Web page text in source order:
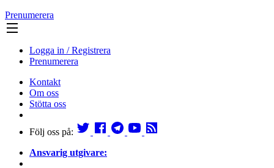
Prenumerera
Logga in / Registrera
Prenumerera
Kontakt
Om oss
Stötta oss
Följ oss på:
Ansvarig utgivare: